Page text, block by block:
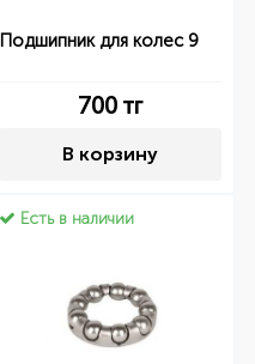
Подшипник для колес 9
700 тг
В корзину
Есть в наличии